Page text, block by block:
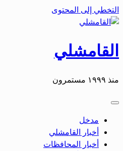
التخطي إلى المحتوى
القامشلي
منذ ١٩٩٩ مستمرون
مدخل
أخبار القامشلي
أخبار المحافظات